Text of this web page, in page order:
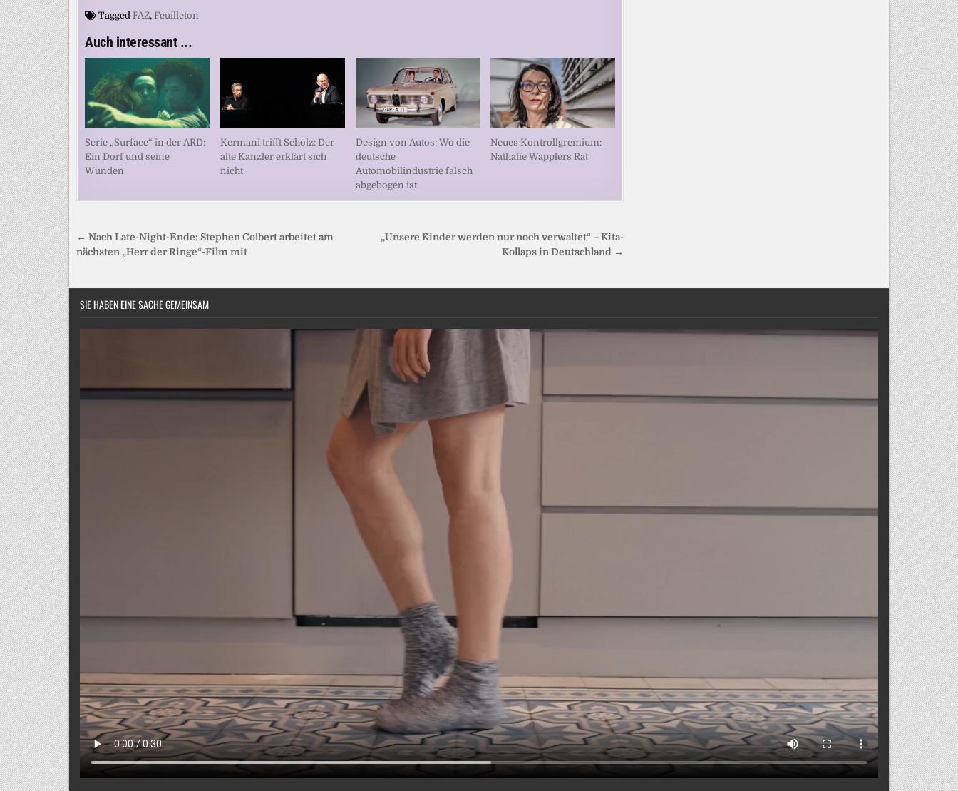
Tagged FAZ, Feuilleton
Auch interessant ...
Serie „Surface“ in der ARD:
Ein Dorf und seine
Wunden
Kermani trifft Scholz: Der
alte Kanzler erklärt sich
nicht
Design von Autos: Wo die
deutsche
Automobilindustrie falsch
abgebogen ist
Neues Kontrollgremium:
Nathalie Wapplers Rat
Beitragsnavigation
„Unsere Kinder werden nur noch verwaltet“ – Kita-
Kollaps in Deutschland →
← Nach Late-Night-Ende: Stephen Colbert arbeitet am
nächsten „Herr der Ringe“-Film mit
SIE HABEN EINE SACHE GEMEINSAM